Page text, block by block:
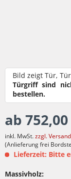
Bild zeigt Tür,
Türgriff sind
bestellen.
ab
inkl. MwSt.zzgl.
(Anlieferung frei
Lieferzeit: Bitte
Massivholz: